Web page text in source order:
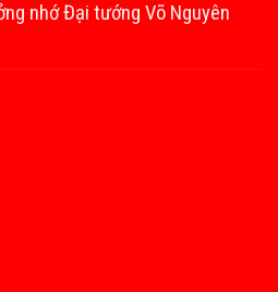
nhớ Đại tướng Võ Nguyên